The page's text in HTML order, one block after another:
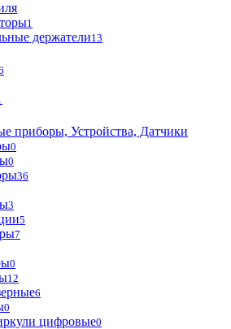
1
держатели13
приборы, Устройства, Датчики
0
0
36
3
5
7
0
12
6
0
цифровые0